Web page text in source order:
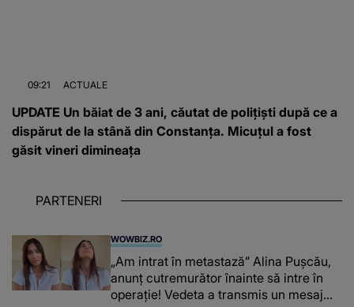
09:21 ACTUALE
UPDATE Un băiat de 3 ani, căutat de polițiști după ce a
dispărut de la stână din Constanța. Micuțul a fost
găsit vineri dimineața
PARTENERI
WOWBIZ.RO
„Am intrat în metastază” Alina Pușcău,
anunț cutremurător înainte să intre în
operație! Vedeta a transmis un mesaj